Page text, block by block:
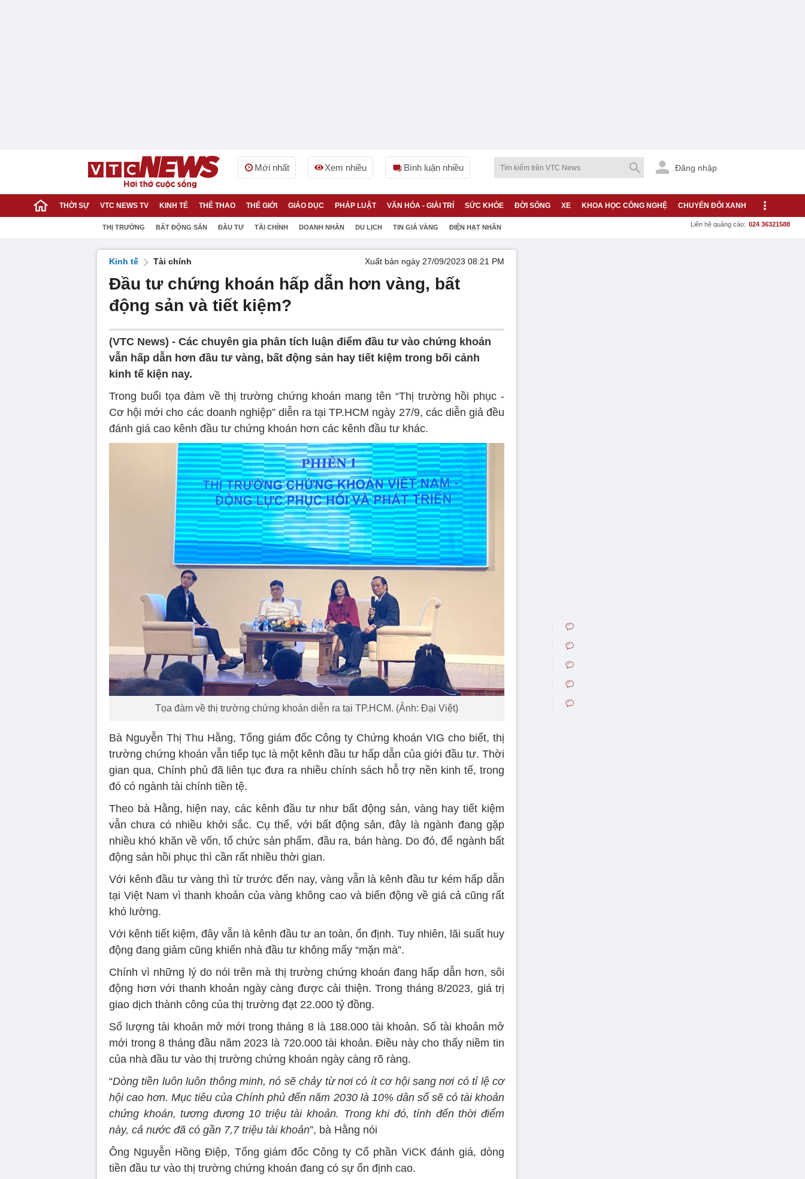
Mới nhất Xem nhiều Bình luận nhiều Đăng nhập
THỜI SỰ VTC NEWS TV KINH TẾ THỂ THAO THẾ GIỚI GIÁO DỤC PHÁP LUẬT VĂN HÓA - GIẢI TRÍ SỨC KHỎE ĐỜI SỐNG XE KHOA HỌC CÔNG NGHỆ CHUYỂN ĐỔI XANH
THỊ TRƯỜNG BẤT ĐỘNG SẢN ĐẦU TƯ TÀI CHÍNH DOANH NHÂN DU LỊCH TIN GIÁ VÀNG ĐIỆN HẠT NHÂN Liên hệ quảng cáo: 024 36321588
Kinh tế Tài chính Xuất bản ngày 27/09/2023 08:21 PM
Đầu tư chứng khoán hấp dẫn hơn vàng, bất
động sản và tiết kiệm?
(VTC News) - Các chuyên gia phân tích luận điểm đầu tư vào chứng khoán
vẫn hấp dẫn hơn đầu tư vàng, bất động sản hay tiết kiệm trong bối cảnh
kinh tế kiện nay.
Trong buổi tọa đàm về thị trường chứng khoán mang tên “Thị trường hồi phục -
Cơ hội mới cho các doanh nghiệp” diễn ra tại TP.HCM ngày 27/9, các diễn giả đều
đánh giá cao kênh đầu tư chứng khoán hơn các kênh đầu tư khác.
Tọa đàm về thị trường chứng khoán diễn ra tại TP.HCM. (Ảnh: Đại Việt)
Bà Nguyễn Thị Thu Hằng, Tổng giám đốc Công ty Chứng khoán VIG cho biết, thị
trường chứng khoán vẫn tiếp tục là một kênh đầu tư hấp dẫn của giới đầu tư. Thời
gian qua, Chính phủ đã liên tục đưa ra nhiều chính sách hỗ trợ nền kinh tế, trong
đó có ngành tài chính tiền tệ.
Theo bà Hằng, hiện nay, các kênh đầu tư như bất động sản, vàng hay tiết kiệm
vẫn chưa có nhiều khởi sắc. Cụ thể, với bất động sản, đây là ngành đang gặp
nhiều khó khăn về vốn, tổ chức sản phẩm, đầu ra, bán hàng. Do đó, để ngành bất
động sản hồi phục thì cần rất nhiều thời gian.
Với kênh đầu tư vàng thì từ trước đến nay, vàng vẫn là kênh đầu tư kém hấp dẫn
tại Việt Nam vì thanh khoản của vàng không cao và biến động về giá cả cũng rất
khó lường.
Với kênh tiết kiệm, đây vẫn là kênh đầu tư an toàn, ổn định. Tuy nhiên, lãi suất huy
động đang giảm cũng khiến nhà đầu tư không mấy “mặn mà”.
Chính vì những lý do nói trên mà thị trường chứng khoán đang hấp dẫn hơn, sôi
động hơn với thanh khoản ngày càng được cải thiện. Trong tháng 8/2023, giá trị
giao dịch thành công của thị trường đạt 22.000 tỷ đồng.
Số lượng tài khoản mở mới trong tháng 8 là 188.000 tài khoản. Số tài khoản mở
mới trong 8 tháng đầu năm 2023 là 720.000 tài khoản. Điều này cho thấy niềm tin
của nhà đầu tư vào thị trường chứng khoán ngày càng rõ ràng.
“Dòng tiền luôn luôn thông minh, nó sẽ chảy từ nơi có ít cơ hội sang nơi có tỉ lệ cơ
hội cao hơn. Mục tiêu của Chính phủ đến năm 2030 là 10% dân số sẽ có tài khoản
chứng khoán, tương đương 10 triệu tài khoản. Trong khi đó, tính đến thời điểm
này, cả nước đã có gần 7,7 triệu tài khoản”, bà Hằng nói
Ông Nguyễn Hồng Điệp, Tổng giám đốc Công ty Cổ phần ViCK đánh giá, dòng
tiền đầu tư vào thị trường chứng khoán đang có sự ổn định cao.